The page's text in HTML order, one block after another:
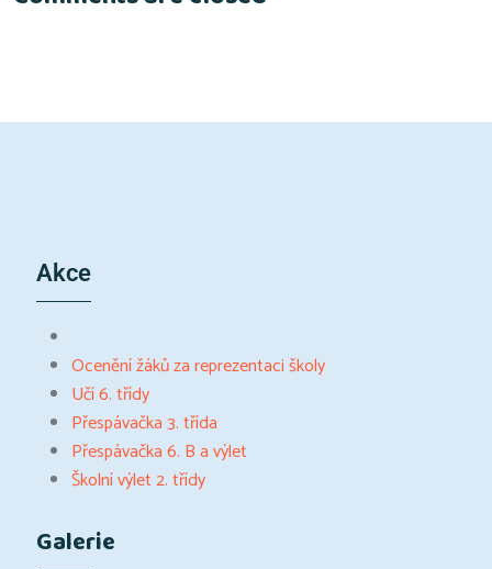
Akce
Ocenění žáků za reprezentaci školy
Učí 6. třídy
Přespávačka 3. třída
Přespávačka 6. B a výlet
Školní výlet 2. třídy
Galerie